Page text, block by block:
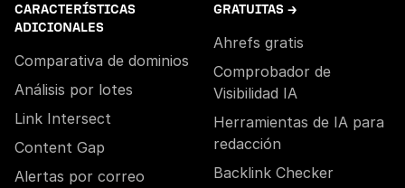
CARACTERÍSTICAS
ADICIONALES
Comparativa de dominios
Análisis por lotes
Link Intersect
Content Gap
Alertas por correo
GRATUITAS →
Ahrefs gratis
Comprobador de
Visibilidad IA
Herramientas de IA para
redacción
Backlink Checker